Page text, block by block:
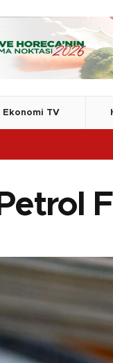
Ekonomi TV
Petrol